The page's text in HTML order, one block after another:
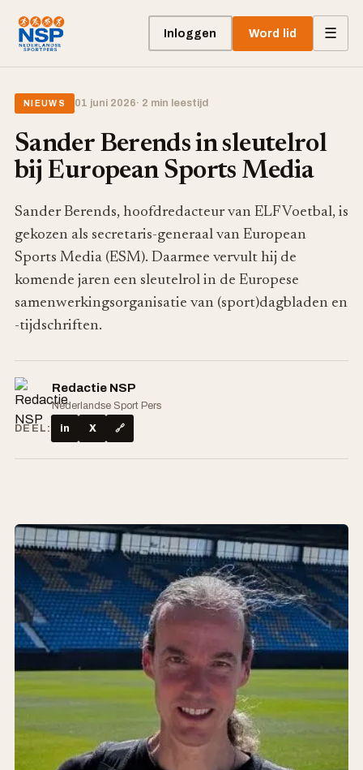
Inloggen Word lid ☰
NIEUWS 01 juni 2026· 2 min leestijd
Sander Berends in sleutelrol
bij European Sports Media
Sander Berends, hoofdredacteur van ELF Voetbal, is
gekozen als secretaris-generaal van European
Sports Media (ESM). Daarmee vervult hij de
komende jaren een sleutelrol in de Europese
samenwerkingsorganisatie van (sport)dagbladen en
-tijdschriften.
Redactie NSP
Nederlandse Sport Pers
DEEL:
in X 🔗